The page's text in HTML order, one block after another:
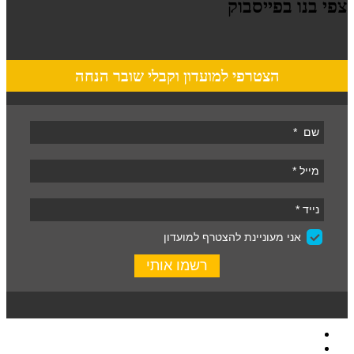
בנו בפייסבוק
הצטרפי למועדון וקבלי שובר הנחה